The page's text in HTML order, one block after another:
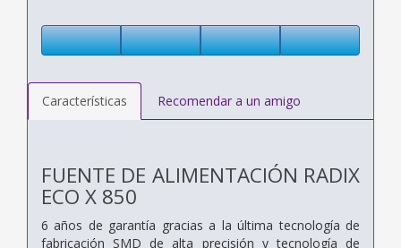
Características Recomendar a un amigo
FUENTE DE ALIMENTACIÓN RADIX
ECO X 850
6 años de garantía gracias a la última tecnología de
fabricación SMD de alta precisión y tecnología de